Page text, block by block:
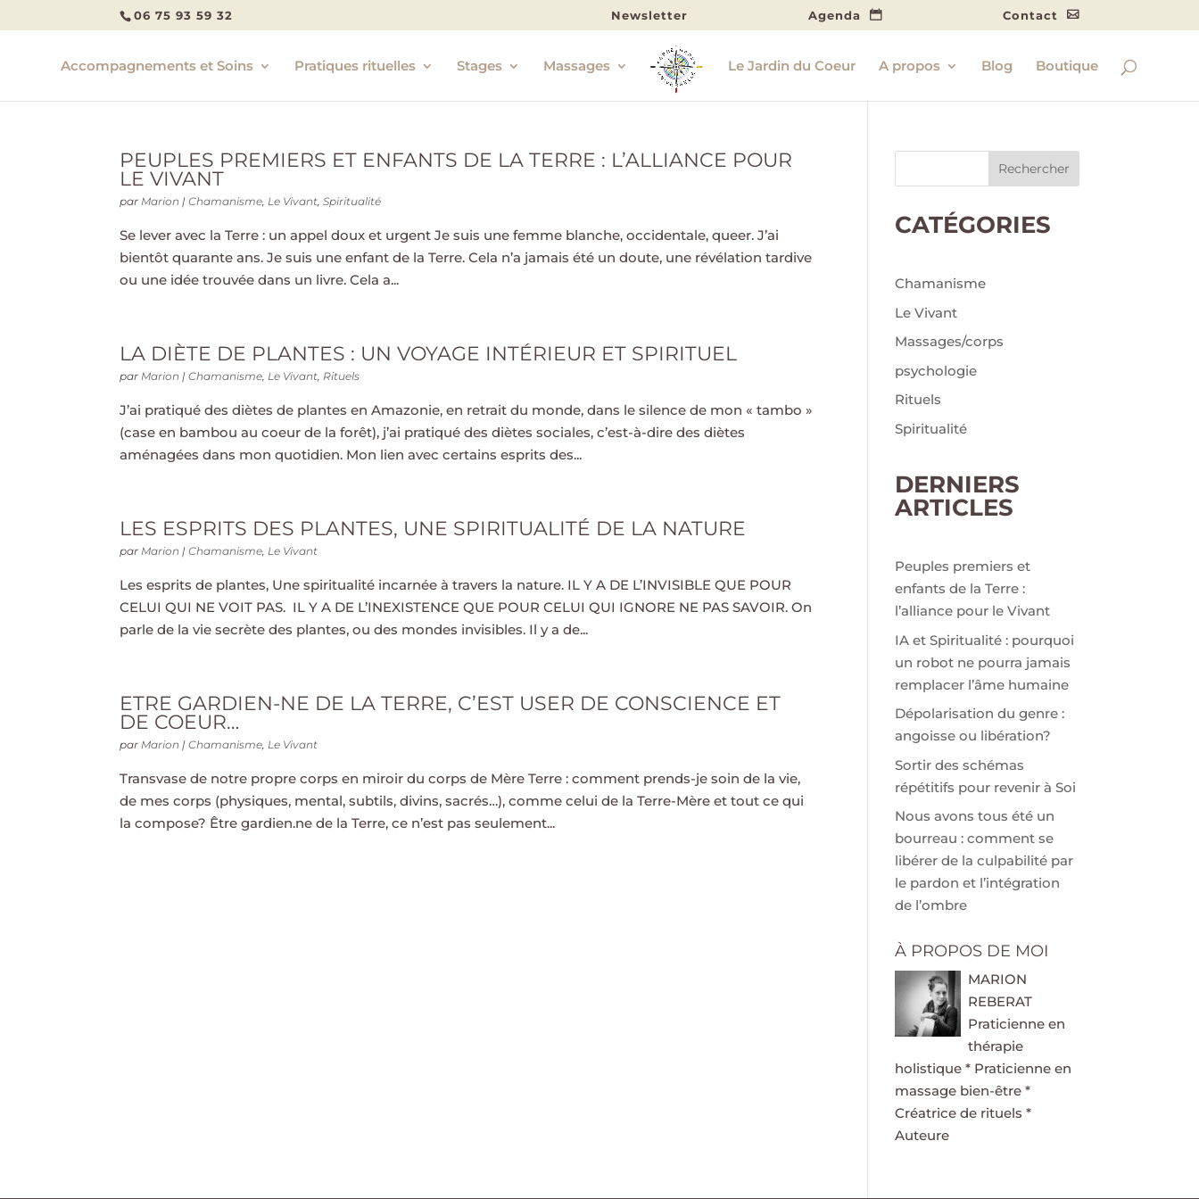
06 75 93 59 32 Newsletter Agenda Contact
Accompagnements et Soins Pratiques rituelles Stages Massages Le Jardin du Coeur A propos Blog Boutique
PEUPLES PREMIERS ET ENFANTS DE LA TERRE : L’ALLIANCE POUR
LE VIVANT
parMarion |Chamanisme,Le Vivant,Spiritualité
Se lever avec la Terre : un appel doux et urgent Je suis une femme blanche, occidentale, queer. J’ai
bientôt quarante ans. Je suis une enfant de la Terre. Cela n’a jamais été un doute, une révélation tardive
ou une idée trouvée dans un livre. Cela a...
LA DIÈTE DE PLANTES : UN VOYAGE INTÉRIEUR ET SPIRITUEL
parMarion |Chamanisme,Le Vivant,Rituels
J’ai pratiqué des diètes de plantes en Amazonie, en retrait du monde, dans le silence de mon « tambo »
(case en bambou au coeur de la forêt), j’ai pratiqué des diètes sociales, c’est-à-dire des diètes
aménagées dans mon quotidien. Mon lien avec certains esprits des...
LES ESPRITS DES PLANTES, UNE SPIRITUALITÉ DE LA NATURE
parMarion |Chamanisme,Le Vivant
Les esprits de plantes, Une spiritualité incarnée à travers la nature. IL Y A DE L’INVISIBLE QUE POUR
CELUI QUI NE VOIT PAS. IL Y A DE L’INEXISTENCE QUE POUR CELUI QUI IGNORE NE PAS SAVOIR. On
parle de la vie secrète des plantes, ou des mondes invisibles. Il y a de...
ETRE GARDIEN-NE DE LA TERRE, C’EST USER DE CONSCIENCE ET
DE COEUR…
parMarion |Chamanisme,Le Vivant
Transvase de notre propre corps en miroir du corps de Mère Terre : comment prends-je soin de la vie,
de mes corps (physiques, mental, subtils, divins, sacrés…), comme celui de la Terre-Mère et tout ce qui
la compose? Être gardien.ne de la Terre, ce n’est pas seulement...
Rechercher
CATÉGORIES
Chamanisme
Le Vivant
Massages/corps
psychologie
Rituels
Spiritualité
DERNIERS
ARTICLES
Peuples premiers et
enfants de la Terre :
l’alliance pour le Vivant
IA et Spiritualité : pourquoi
un robot ne pourra jamais
remplacer l’âme humaine
Dépolarisation du genre :
angoisse ou libération?
Sortir des schémas
répétitifs pour revenir à Soi
Nous avons tous été un
bourreau : comment se
libérer de la culpabilité par
le pardon et l’intégration
de l’ombre
À PROPOS DE MOI
MARION
REBERAT
Praticienne en
thérapie
holistique * Praticienne en
massage bien-être *
Créatrice de rituels *
Auteure